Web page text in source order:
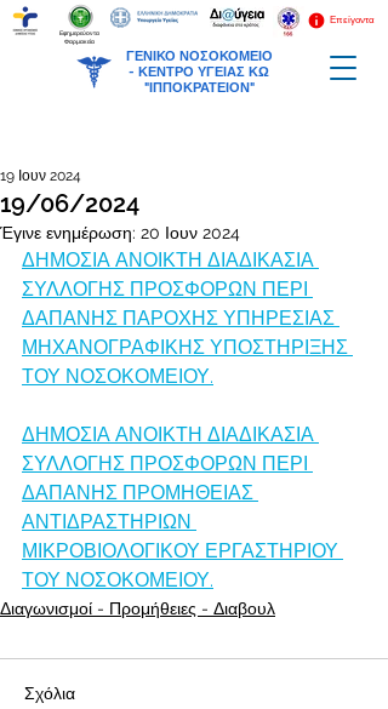
ΓΕΝΙΚΟ ΝΟΣΟΚΟΜΕΙΟ
- ΚΕΝΤΡΟ ΥΓΕΙΑΣ ΚΩ
"ΙΠΠΟΚΡΑΤΕΙΟΝ"
Επείγοντα
Εφημερεύοντα
Φαρμακεία
19/06/2024
19 Ιουν 2024
Έγινε ενημέρωση: 20 Ιουν 2024
ΔΗΜΟΣΙΑ ΑΝΟΙΚΤΗ ΔΙΑΔΙΚΑΣΙΑ
ΣΥΛΛΟΓΗΣ ΠΡΟΣΦΟΡΩΝ ΠΕΡΙ
ΔΑΠΑΝΗΣ ΠΑΡΟΧΗΣ ΥΠΗΡΕΣΙΑΣ
ΜΗΧΑΝΟΓΡΑΦΙΚΗΣ ΥΠΟΣΤΗΡΙΞΗΣ
ΤΟΥ ΝΟΣΟΚΟΜΕΙΟΥ.
ΔΗΜΟΣΙΑ ΑΝΟΙΚΤΗ ΔΙΑΔΙΚΑΣΙΑ
ΣΥΛΛΟΓΗΣ ΠΡΟΣΦΟΡΩΝ ΠΕΡΙ
ΔΑΠΑΝΗΣ ΠΡΟΜΗΘΕΙΑΣ
ΑΝΤΙΔΡΑΣΤΗΡΙΩΝ
ΜΙΚΡΟΒΙΟΛΟΓΙΚΟΥ ΕΡΓΑΣΤΗΡΙΟΥ
ΤΟΥ ΝΟΣΟΚΟΜΕΙΟΥ.
Διαγωνισμοί - Προμήθειες - Διαβουλ
Σχόλια